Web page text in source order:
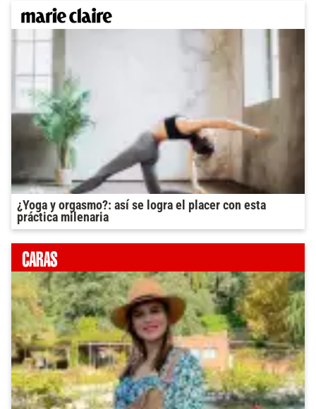
¿Yoga y orgasmo?: así se logra el placer con esta
práctica milenaria